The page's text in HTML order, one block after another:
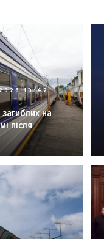
10:42
на
після